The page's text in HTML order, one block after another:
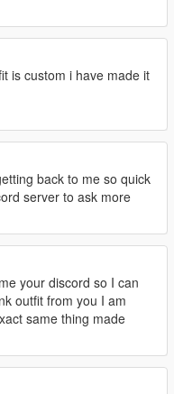
is custom i have made it
back to me so quick
server to ask more
your discord so I can
outfit from you I am
same thing made